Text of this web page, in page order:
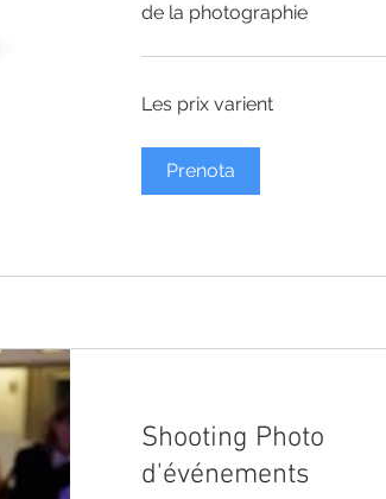
de la photographie
prix
Les prix varient
Prenota
Shooting Photo
d'événements